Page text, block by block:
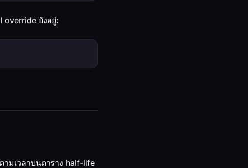
ยังอยู่:
มเวลาบนตาราง half-life